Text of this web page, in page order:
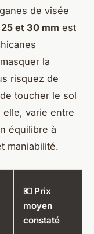
de visée
25 et 30 mm est
la
risquez de
toucher le sol
varie entre
équilibre à
maniabilité.
💶 Prix
moyen
constaté